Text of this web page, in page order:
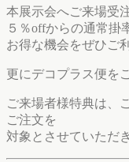
本展示会へご来場受
５％offからの通常掛
お得な機会をぜひご
更にデコプラス便を
ご来場者様特典は、
ご注文を
対象とさせていただ